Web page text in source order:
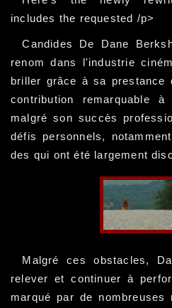
includes the requested /p>
Candides De Dane
renom dans l'industrie
briller grâce à sa prestance
contribution remarquable à
malgré son succès
défis personnels,
des qui ont été largement
Malgré ces obstacles,
relever et continuer à
marqué par de